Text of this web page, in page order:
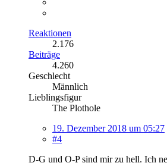
Reaktionen
2.176
Beiträge
4.260
Geschlecht
Männlich
Lieblingsfigur
The Plothole
19. Dezember 2018 um 05:27
#4
D-G und O-P sind mir zu hell. Ich